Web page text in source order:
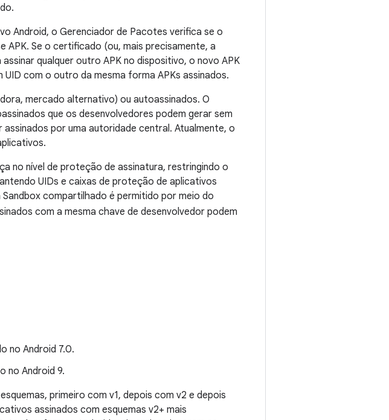
Android, o Gerenciador de Pacotes verifica se o
Se o certificado (ou, mais precisamente, a
qualquer outro APK no dispositivo, o novo APK
com o outro da mesma forma APKs assinados.
mercado alternativo) ou autoassinados. O
que os desenvolvedores podem gerar sem
por uma autoridade central. Atualmente, o
no nível de proteção de assinatura, restringindo o
UIDs e caixas de proteção de aplicativos
compartilhado é permitido por meio do
com a mesma chave de desenvolvedor podem
no Android 7.0.
no Android 9.
primeiro com v1, depois com v2 e depois
assinados com esquemas v2+ mais